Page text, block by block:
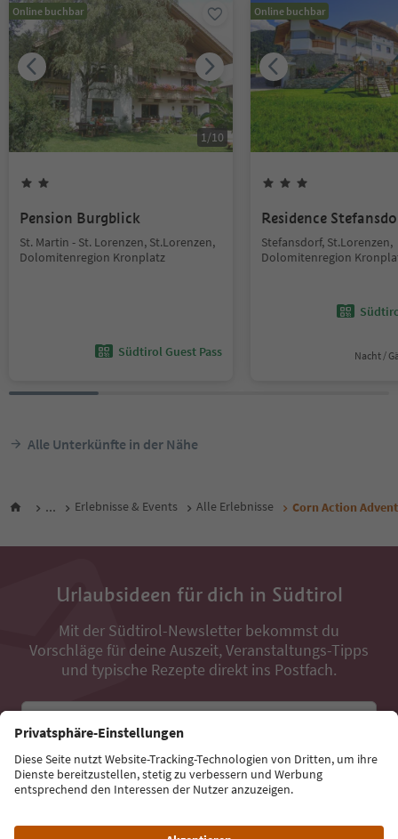
Online buchbar
1/10
Pension Burgblick
St. Martin - St. Lorenzen, St.Lorenzen,
Dolomitenregion Kronplatz
Südtirol Guest Pass
Online buchbar
Residence
Stefansdorf, St.Lorenzen,
Dolomitenregion
Nacht /
Alle Unterkünfte in der Nähe
... Erlebnisse & Events Alle Erlebnisse Corn Action
Urlaubsideen für dich in Südtirol
Mit der Südtirol-Newsletter bekommst du
Vorschläge für deine Auszeit, Veranstaltungs-Tipps
und typische Rezepte direkt ins Postfach.
Jetzt anmelden